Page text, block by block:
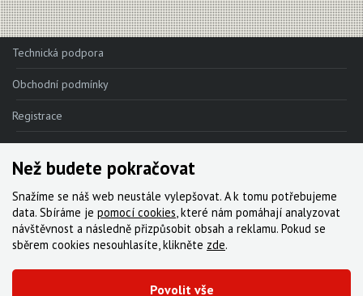
MAVEN - NEW!!!
DB8
DB6
DB4
Brzdové destičky
Brzdové hadice
Kazety
Kliky, převodníky
Technická podpora
Obchodní podmínky
Registrace
Reklamace
Kde nakoupit
Kontakt
Servis
Ke stažení
Než budete pokračovat
Snažíme se náš web neustále vylepšovat. A k tomu potřebujeme
data. Sbíráme je pomocí cookies, které nám pomáhají analyzovat
návštěvnost a následně přizpůsobit obsah a reklamu. Pokud se
sběrem cookies nesouhlasíte, klikněte zde.
Povolit vše